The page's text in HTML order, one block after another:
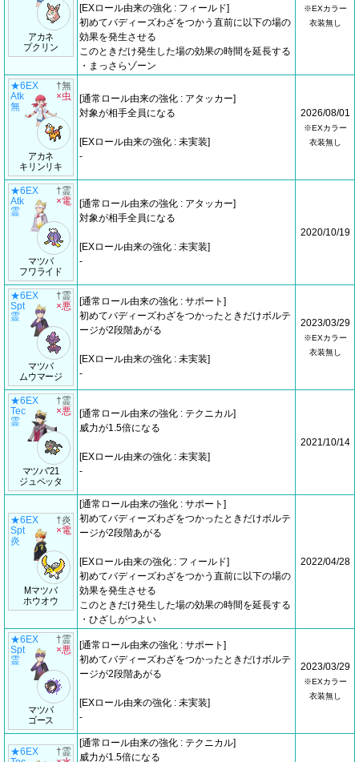
アカネ
プクリン
[EXロール由来の強化 : フィールド]
初めてバディーズわざをつかう直前に以下の場の
効果を発生させる
このときだけ発生した場の効果の時間を延長する
・まっさらゾーン
※EXカラー
衣装無し
★6EX
Atk
無
アカネ
キリンリキ
†無
×虫
[通常ロール由来の強化 : アタッカー]
対象が相手全員になる
[EXロール由来の強化 : 未実装]
-
2026/08/01
※EXカラー
衣装無し
★6EX
Atk
霊
マツバ
フワライド
†霊
×電
[通常ロール由来の強化 : アタッカー]
対象が相手全員になる
[EXロール由来の強化 : 未実装]
-
2020/10/19
★6EX
Spt
霊
マツバ
ムウマージ
†霊
×悪
[通常ロール由来の強化 : サポート]
初めてバディーズわざをつかったときだけボルテ
ージが2段階あがる
[EXロール由来の強化 : 未実装]
-
2023/03/29
※EXカラー
衣装無し
★6EX
Tec
霊
マツバ'21
ジュペッタ
†霊
×悪
[通常ロール由来の強化 : テクニカル]
威力が1.5倍になる
[EXロール由来の強化 : 未実装]
-
2021/10/14
★6EX
Spt
炎
Mマツバ
ホウオウ
†炎
×電
[通常ロール由来の強化 : サポート]
初めてバディーズわざをつかったときだけボルテ
ージが2段階あがる
[EXロール由来の強化 : フィールド]
初めてバディーズわざをつかう直前に以下の場の
効果を発生させる
このときだけ発生した場の効果の時間を延長する
・ひざしがつよい
2022/04/28
★6EX
Spt
霊
マツバ
ゴース
†霊
×悪
[通常ロール由来の強化 : サポート]
初めてバディーズわざをつかったときだけボルテ
ージが2段階あがる
[EXロール由来の強化 : 未実装]
-
2023/03/29
※EXカラー
衣装無し
★6EX
†霊
[通常ロール由来の強化 : テクニカル]
威力が1.5倍になる